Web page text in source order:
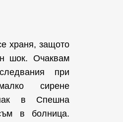
храня, защото
шок. Очаквам
при
сирене
в Спешна
в болница.